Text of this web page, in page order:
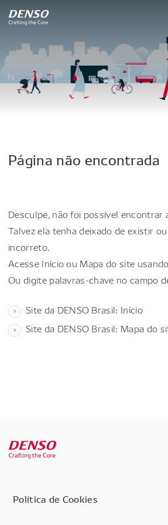
Página não encontrada
Desculpe, não foi possível encontrar
Talvez ela tenha deixado de existir
incorreto.
Acesse Início ou Mapa do site
Ou digite palavras-chave no campo
Site da DENSO Brasil: Início
Site da DENSO Brasil: Mapa do
Política de Cookies